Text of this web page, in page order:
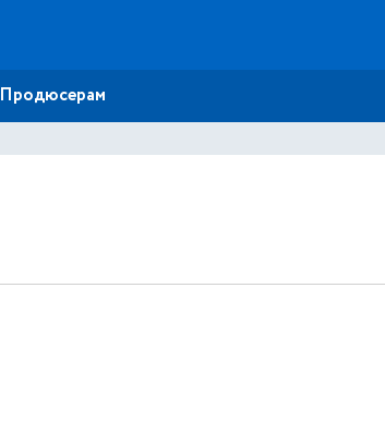
Продюсерам